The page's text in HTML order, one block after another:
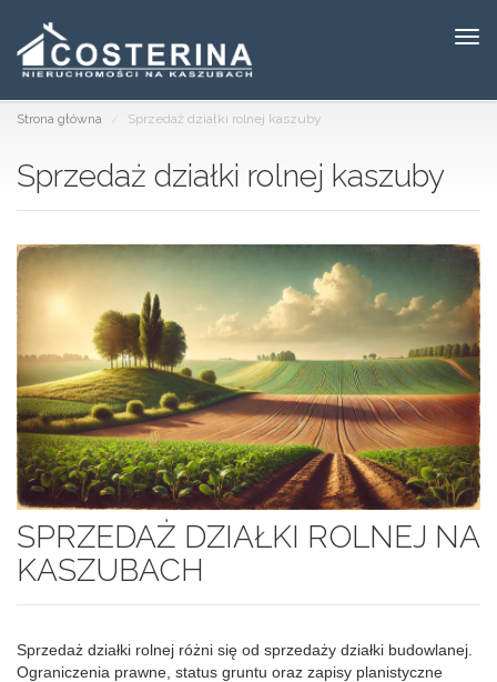
Strona główna Sprzedaż działki rolnej kaszuby
Sprzedaż działki rolnej kaszuby
SPRZEDAŻ DZIAŁKI ROLNEJ NA
KASZUBACH
Sprzedaż działki rolnej różni się od sprzedaży działki budowlanej.
Ograniczenia prawne, status gruntu oraz zapisy planistyczne